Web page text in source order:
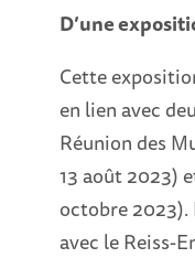
D’une
Cette
en lien avec
Réunion des
13 août 2023)
octobre 2023).
avec le Reiss-